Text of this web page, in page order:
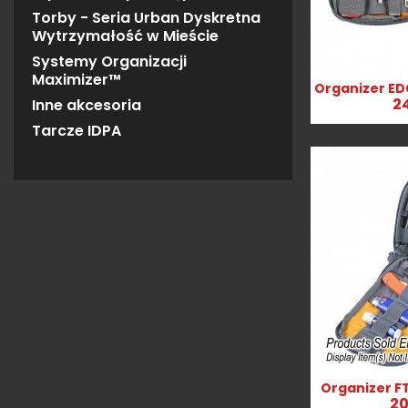
Torby - Seria Urban Dyskretna
Wytrzymałość w Mieście
Systemy Organizacji
Maximizer™
Inne akcesoria
Tarcze IDPA

Organizer

Organizer